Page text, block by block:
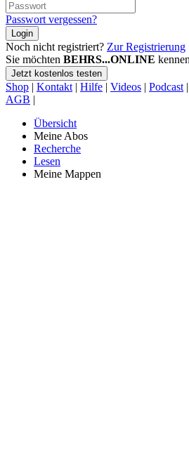
Passwort vergessen?
Login
Noch nicht registriert? Zur Registrierung
Sie möchten BEHRS...ONLINE
Jetzt kostenlos testen
Shop | Kontakt | Hilfe | Videos | Podcast |
AGB |
Übersicht
Meine Abos
Recherche
Lesen
Meine Mappen